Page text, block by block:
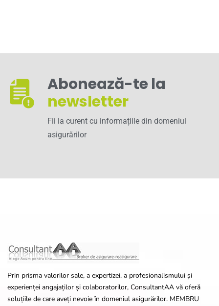
Abonează-te la
newsletter
Fii la curent cu informațiile din domeniul
asigurărilor
Prin prisma valorilor sale, a expertizei, a profesionalismului și
experienței angajaților și colaboratorilor, ConsultantAA vă oferă
soluțiile de care aveți nevoie în domeniul asigurărilor. MEMBRU